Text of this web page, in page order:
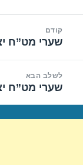
קודם
הפוסט
שערי מט”ח יציגים
לשלב הבא
הפוסט
שערי מט”ח יציגים